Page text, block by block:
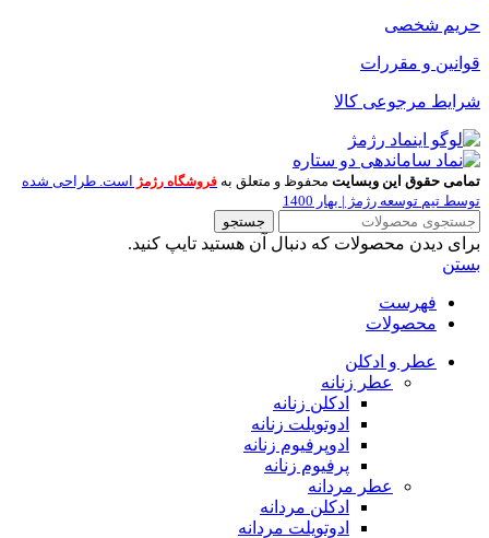
حریم شخصی
قوانین و مقررات
شرایط مرجوعی کالا
تمامی حقوق این وبسایت محفوظ و متعلق به فروشگاه رژمژ است. طراحی شده
توسط تیم توسعه رژمژ | بهار 1400
جستجو
برای دیدن محصولات که دنبال آن هستید تایپ کنید.
بستن
فهرست
محصولات
عطر و ادکلن
عطر زنانه
ادکلن زنانه
ادوتویلت زنانه
ادوپرفیوم زنانه
پرفیوم زنانه
عطر مردانه
ادکلن مردانه
ادوتویلت مردانه